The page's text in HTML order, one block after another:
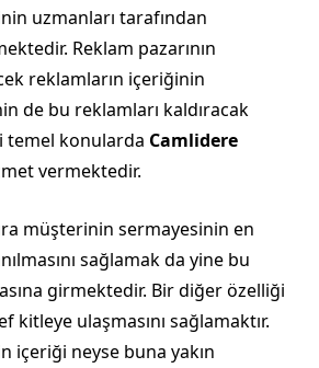
uzmanları tarafından
Reklam pazarının
reklamların içeriğinin
de bu reklamları kaldıracak
temel konularda Camlidere
vermektedir.
müşterinin sermayesinin en
sağlamak da yine bu
girmektedir. Bir diğer özelliği
kitleye ulaşmasını sağlamaktır.
içeriği neyse buna yakın